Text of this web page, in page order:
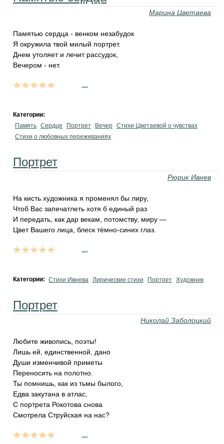
Марина Цветаева
Памятью сердца - венком незабудок
Я окружила твой милый портрет.
Днем утоляет и лечит рассудок,
Вечером - нет.
Категории:
Память Сердце Портрет Вечер Стихи Цветаевой о чувствах
Стихи о любовных переживаниях
Портрет
Рюрик Ивнев
На кисть художника я променял бы лиру,
Чтоб Вас запечатлеть хотя б единый раз
И передать, как дар векам, потомству, миру —
Цвет Вашего лица, блеск тёмно-синих глаз.
Категории: Стихи Ивнева Лирические стихи Портрет Художник
Портрет
Николай Заболоцкий
Любите живопись, поэты!
Лишь ей, единственной, дано
Души изменчивой приметы
Переносить на полотно.
Ты помнишь, как из тьмы былого,
Едва закутана в атлас,
С портрета Рокотова снова
Смотрела Струйская на нас?